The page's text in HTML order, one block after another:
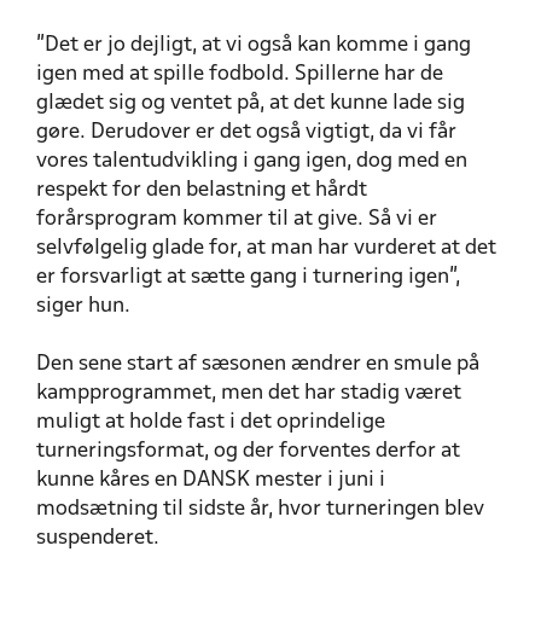
”Det er jo dejligt, at vi også kan komme i gang
igen med at spille fodbold. Spillerne har de
glædet sig og ventet på, at det kunne lade sig
gøre. Derudover er det også vigtigt, da vi får
vores talentudvikling i gang igen, dog med en
respekt for den belastning et hårdt
forårsprogram kommer til at give. Så vi er
selvfølgelig glade for, at man har vurderet at det
er forsvarligt at sætte gang i turnering igen”,
siger hun.
Den sene start af sæsonen ændrer en smule på
kampprogrammet, men det har stadig været
muligt at holde fast i det oprindelige
turneringsformat, og der forventes derfor at
kunne kåres en DANSK mester i juni i
modsætning til sidste år, hvor turneringen blev
suspenderet.